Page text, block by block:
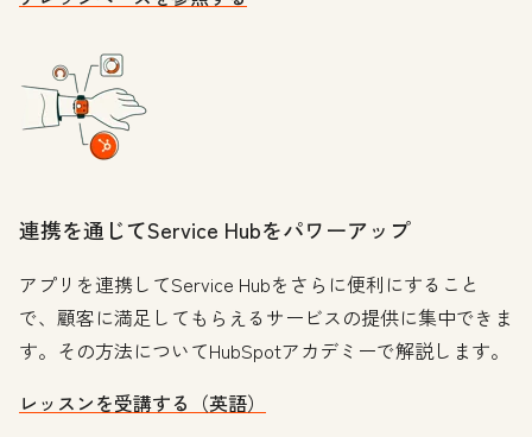
連携を通じてService Hubをパワーアップ
アプリを連携してService Hubをさらに便利にすること
で、顧客に満足してもらえるサービスの提供に集中できま
す。その方法についてHubSpotアカデミーで解説します。
レッスンを受講する（英語）